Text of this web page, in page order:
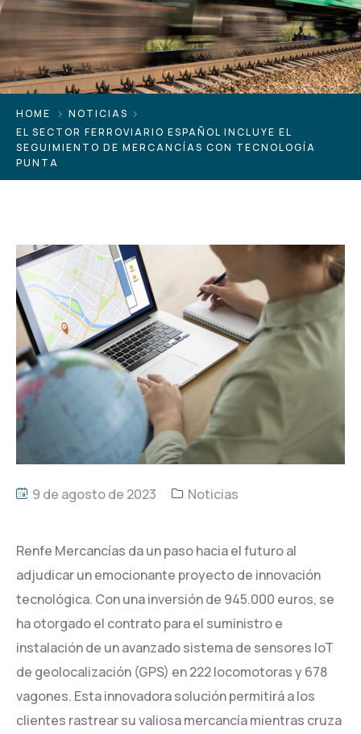
HOME
NOTICIAS
EL SECTOR FERROVIARIO ESPAÑOL INCLUYE EL
SEGUIMIENTO DE MERCANCÍAS CON TECNOLOGÍA
PUNTA
9 de agosto de 2023 Noticias
Renfe Mercancías da un paso hacia el futuro al
adjudicar un emocionante proyecto de innovación
tecnológica. Con una inversión de 945.000 euros, se
ha otorgado el contrato para el suministro e
instalación de un avanzado sistema de sensores IoT
de geolocalización (GPS) en 222 locomotoras y 678
vagones. Esta innovadora solución permitirá a los
clientes rastrear su valiosa mercancía mientras cruza